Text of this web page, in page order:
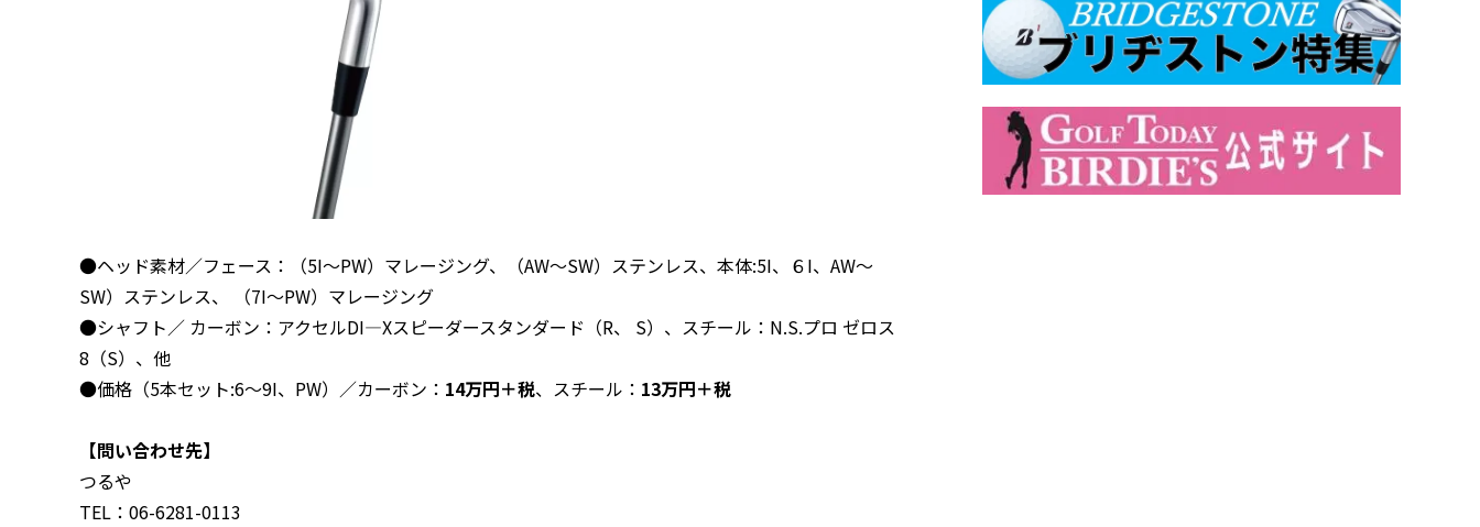
●ヘッド素材／フェース：（5I～PW）マレージング、（AW～SW）ステンレス、本体:5I、６I、AW～
SW）ステンレス、 （7I～PW）マレージング
●シャフト／ カーボン：アクセルDI―Xスピーダースタンダード（R、 S）、スチール：N.S.プロ ゼロス
8（S）、他
●価格（5本セット:6～9I、PW）／カーボン： 14万円＋税、スチール： 13万円＋税
【問い合わせ先】
つるや
TEL：06-6281-0113